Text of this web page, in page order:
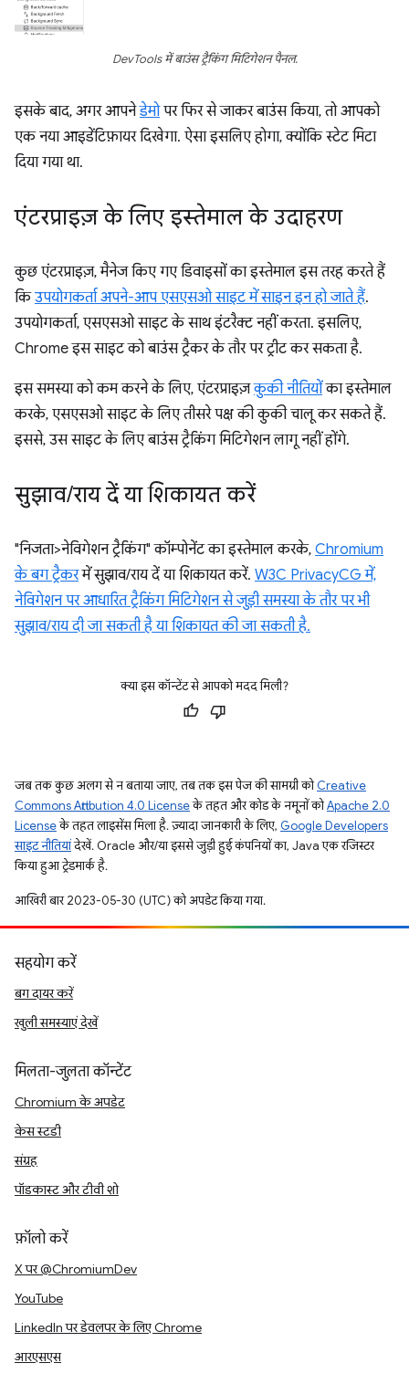
DevTools में बाउंस ट्रैकिंग मिटिगेशन पैनल.
इसके बाद, अगर आपनेडेमोपर फिर से जाकर बाउंस किया, तो आपको
एक नया आइडेंटिफ़ायर दिखेगा. ऐसा इसलिए होगा, क्योंकि स्टेट मिटा
दिया गया था.
एंटरप्राइज़ के लिए इस्तेमाल के उदाहरण
कुछ एंटरप्राइज़, मैनेज किए गए डिवाइसों का इस्तेमाल इस तरह करते हैं
किउपयोगकर्ता अपने-आप एसएसओ साइट में साइन इन हो जाते हैं.
उपयोगकर्ता, एसएसओ साइट के साथ इंटरैक्ट नहीं करता. इसलिए,
Chrome इस साइट को बाउंस ट्रैकर के तौर पर ट्रीट कर सकता है.
इस समस्या को कम करने के लिए, एंटरप्राइज़कुकी नीतियोंका इस्तेमाल
करके, एसएसओ साइट के लिए तीसरे पक्ष की कुकी चालू कर सकते हैं.
इससे, उस साइट के लिए बाउंस ट्रैकिंग मिटिगेशन लागू नहीं होंगे.
सुझाव/राय दें या शिकायत करें
"निजता>नेविगेशन ट्रैकिंग" कॉम्पोनेंट का इस्तेमाल करके, Chromium
के बग ट्रैकरमें सुझाव/राय दें या शिकायत करें. W3C PrivacyCG में,
नेविगेशन पर आधारित ट्रैकिंग मिटिगेशन से जुड़ी समस्या के तौर पर भी
सुझाव/राय दी जा सकती है या शिकायत की जा सकती है.
क्या इस कॉन्टेंट से आपको मदद मिली?
जब तक कुछ अलग से न बताया जाए, तब तक इस पेज की सामग्री कोCreative
Commons Attribution 4.0 Licenseके तहत और कोड के नमूनों कोApache 2.0
Licenseके तहत लाइसेंस मिला है. ज़्यादा जानकारी के लिए, Google Developers
साइट नीतियांदेखें. Oracle और/या इससे जुड़ी हुई कंपनियों का, Java एक रजिस्टर
किया हुआ ट्रेडमार्क है.
आखिरी बार 2023-05-30 (UTC) को अपडेट किया गया.
सहयोग करें
बग दायर करें
खुली समस्याएं देखें
मिलता-जुलता कॉन्टेंट
Chromium के अपडेट
केस स्टडी
संग्रह
पॉडकास्ट और टीवी शो
फ़ॉलो करें
X पर @ChromiumDev
YouTube
LinkedIn पर डेवलपर के लिए Chrome
आरएसएस